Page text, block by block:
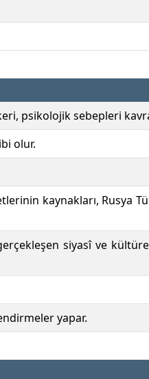
psikolojik sebepleri
olur.
kaynakları, Rusya
siyasî ve
yapar.